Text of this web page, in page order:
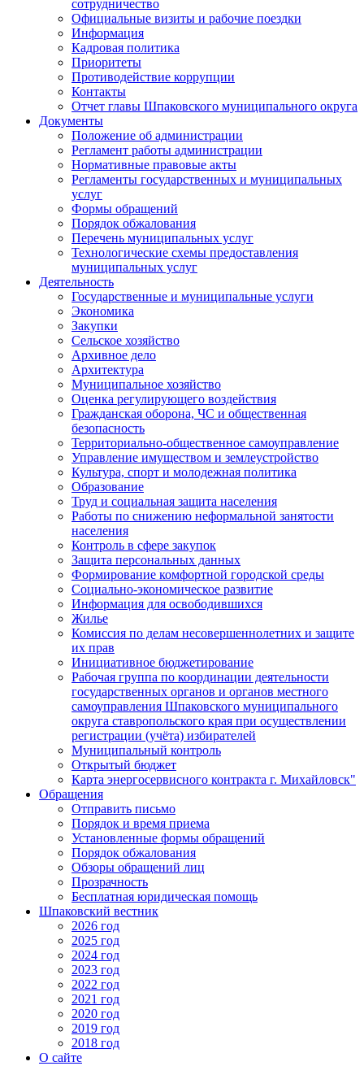
сотрудничество
Официальные визиты и рабочие поездки
Информация
Кадровая политика
Приоритеты
Противодействие коррупции
Контакты
Отчет главы Шпаковского муниципального округа
Документы
Положение об администрации
Регламент работы администрации
Нормативные правовые акты
Регламенты государственных и муниципальных
услуг
Формы обращений
Порядок обжалования
Перечень муниципальных услуг
Технологические схемы предоставления
муниципальных услуг
Деятельность
Государственные и муниципальные услуги
Экономика
Закупки
Сельское хозяйство
Архивное дело
Архитектура
Муниципальное хозяйство
Оценка регулирующего воздействия
Гражданская оборона, ЧС и общественная
безопасность
Территориально-общественное самоуправление
Управление имуществом и землеустройство
Культура, спорт и молодежная политика
Образование
Труд и социальная защита населения
Работы по снижению неформальной занятости
населения
Контроль в сфере закупок
Защита персональных данных
Формирование комфортной городской среды
Социально-экономическое развитие
Информация для освободившихся
Жилье
Комиссия по делам несовершеннолетних и защите
их прав
Инициативное бюджетирование
Рабочая группа по координации деятельности
государственных органов и органов местного
самоуправления Шпаковского муниципального
округа ставропольского края при осуществлении
регистрации (учёта) избирателей
Муниципальный контроль
Открытый бюджет
Карта энергосервисного контракта г. Михайловск"
Обращения
Отправить письмо
Порядок и время приема
Установленные формы обращений
Порядок обжалования
Обзоры обращений лиц
Прозрачность
Бесплатная юридическая помощь
Шпаковский вестник
2026 год
2025 год
2024 год
2023 год
2022 год
2021 год
2020 год
2019 год
2018 год
О сайте